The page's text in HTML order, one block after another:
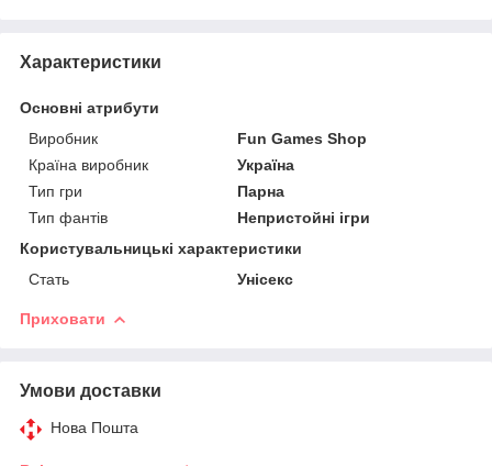
Характеристики
Основні атрибути
Виробник
Fun Games Shop
Країна виробник
Україна
Тип гри
Парна
Тип фантів
Непристойні ігри
Користувальницькі характеристики
Стать
Унісекс
Приховати
Умови доставки
Нова Пошта